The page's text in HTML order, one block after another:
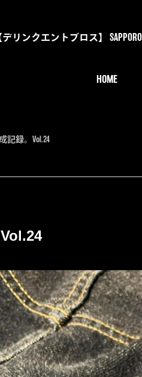
デリンクエントブロス】
HOME
記録。Vol.24